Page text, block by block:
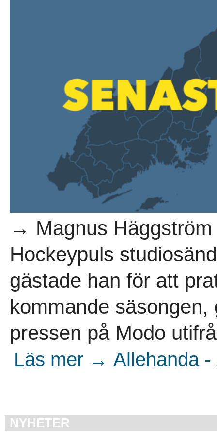
→ Magnus
Hockeypuls
gästade han för att
kommande
pressen på Modo
Läs mer → Allehanda -
NYHETER